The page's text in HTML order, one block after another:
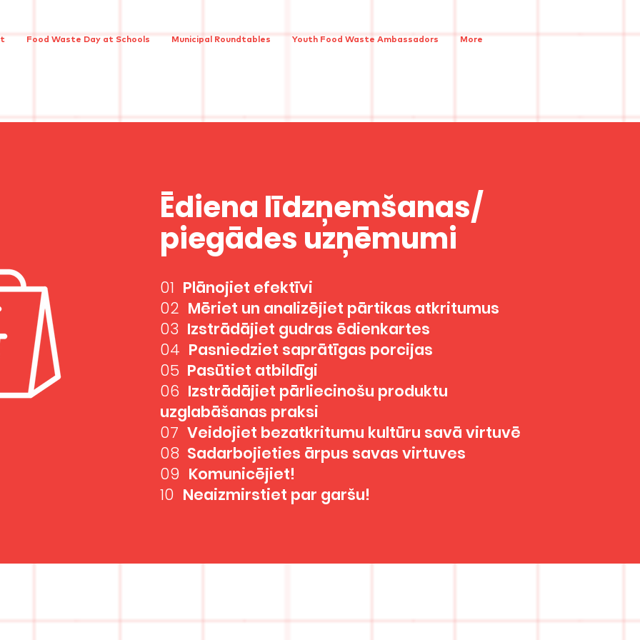
Food Waste Day at Schools Municipal Roundtables Youth Food Waste Ambassadors More
Ēdiena līdzņemšanas/
piegādes uzņēmumi
01 Plānojiet efektīvi
02 Mēriet un analizējiet pārtikas atkritumus
03 Izstrādājiet gudras ēdienkartes
04 Pasniedziet saprātīgas porcijas
05 Pasūtiet atbildīgi
06 Izstrādājiet pārliecinošu produktu
uzglabāšanas praksi
07 Veidojiet bezatkritumu kultūru savā virtuvē
08 Sadarbojieties ārpus savas virtuves
09 Komunicējiet!
10 Neaizmirstiet par garšu!